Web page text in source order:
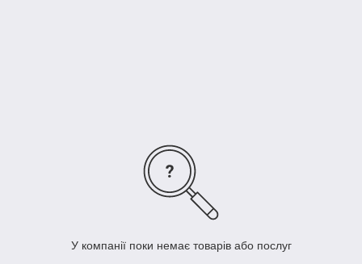
У компанії поки немає товарів або послуг